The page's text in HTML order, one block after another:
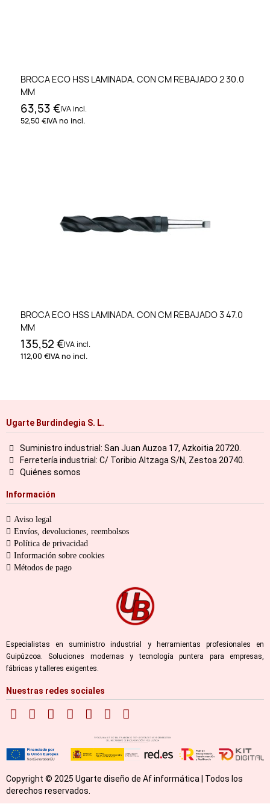
BROCA ECO HSS LAMINADA. CON CM REBAJADO 2 30.0
MM
63,53 €IVA incl.
52,50 €IVA no incl.
BROCA ECO HSS LAMINADA. CON CM REBAJADO 3 47.0
MM
135,52 €IVA incl.
112,00 €IVA no incl.
Ugarte Burdindegia S. L.
Suministro industrial: San Juan Auzoa 17, Azkoitia 20720.
Ferretería industrial: C/ Toribio Altzaga S/N, Zestoa 20740.
Quiénes somos
Información
Aviso legal
Envíos, devoluciones, reembolsos
Política de privacidad
Información sobre cookies
Métodos de pago
Especialistas en suministro industrial y herramientas profesionales en
Guipúzcoa. Soluciones modernas y tecnología puntera para empresas,
fábricas y talleres exigentes.
Nuestras redes sociales
Copyright © 2025 Ugarte diseño de Af informática | Todos los
derechos reservados.